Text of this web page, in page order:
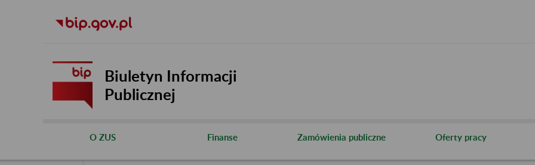
Biuletyn Informacji
Publicznej
O ZUS Finanse Zamówienia publiczne Oferty pracy